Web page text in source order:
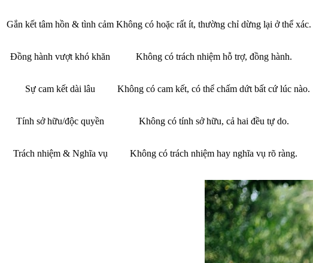
Gắn kết tâm hồn & tình cảm Không có hoặc rất ít, thường chỉ dừng lại ở thể xác.
Đồng hành vượt khó khăn Không có trách nhiệm hỗ trợ, đồng hành.
Sự cam kết dài lâu Không có cam kết, có thể chấm dứt bất cứ lúc nào.
Tính sở hữu/độc quyền Không có tính sở hữu, cả hai đều tự do.
Trách nhiệm & Nghĩa vụ Không có trách nhiệm hay nghĩa vụ rõ ràng.